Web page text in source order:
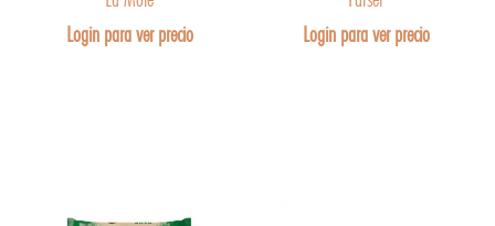
Login para ver precio
Login para ver precio